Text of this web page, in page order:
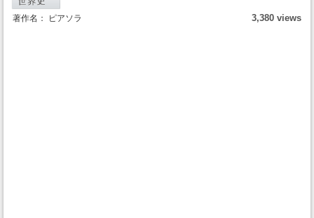
著作名： ピアソラ 3,380 views